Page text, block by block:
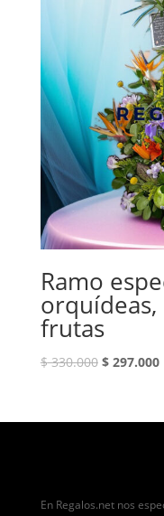
Ramo
frutas
$330.000 El
era:
$297.000El
En Regalos.net nos